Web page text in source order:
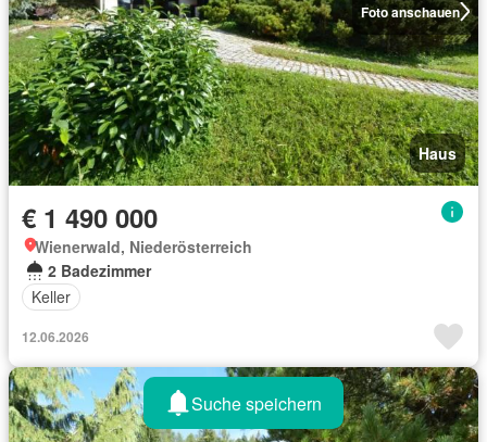
Foto anschauen
Haus
€ 1 490 000
Wienerwald, Niederösterreich
2 Badezimmer
Keller
12.06.2026
Suche speichern